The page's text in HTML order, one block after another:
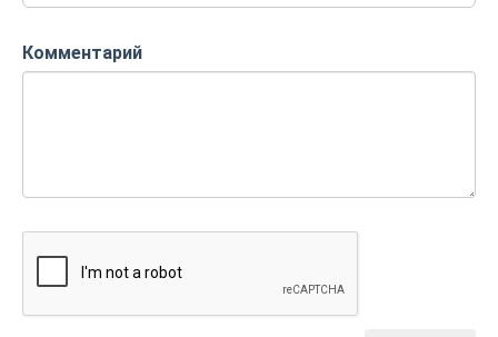
Комментарий